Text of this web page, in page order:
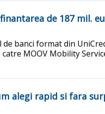
de 187 mil.
banci format din
MOOV Mobility
alegi rapid si fara